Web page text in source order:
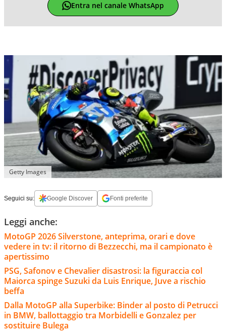
Entra nel canale WhatsApp
Getty Images
Seguici su: Google Discover Fonti preferite
Leggi anche:
MotoGP 2026 Silverstone, anteprima, orari e dove
vedere in tv: il ritorno di Bezzecchi, ma il campionato è
apertissimo
PSG, Safonov e Chevalier disastrosi: la figuraccia col
Maiorca spinge Suzuki da Luis Enrique, Juve a rischio
beffa
Dalla MotoGP alla Superbike: Binder al posto di Petrucci
in BMW, ballottaggio tra Morbidelli e Gonzalez per
sostituire Bulega